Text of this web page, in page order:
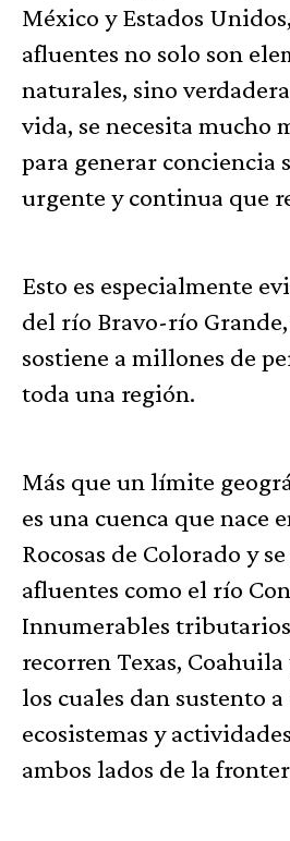
México y Estados
afluentes no solo son
naturales, sino
vida, se necesita mucho
para generar conciencia
urgente y continua que
Esto es especialmente
del río Bravo-río
sostiene a millones de
toda una región.
Más que un límite
es una cuenca que nace
Rocosas de Colorado y
afluentes como el río
Innumerables
recorren Texas,
los cuales dan sustento
ecosistemas y
ambos lados de la